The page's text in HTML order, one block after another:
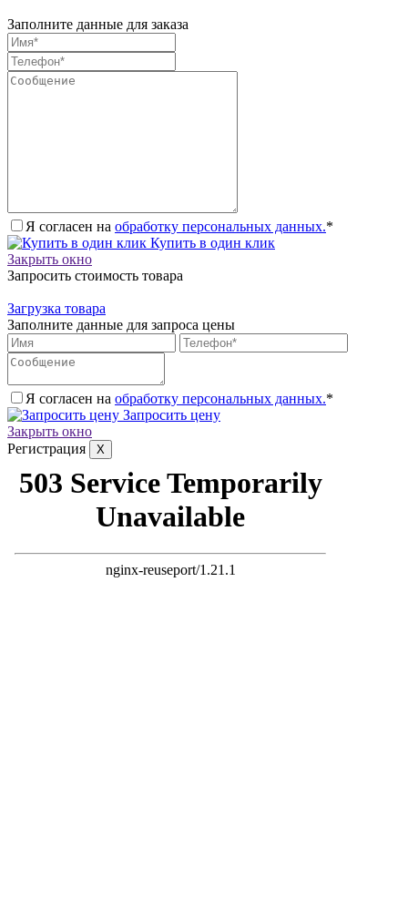
Заполните данные для заказа
Я согласен на обработку персональных данных.*
Купить в один клик
Закрыть окно
Запросить стоимость товара
Загрузка товара
Заполните данные для запроса цены
Я согласен на обработку персональных данных.*
Запросить цену
Закрыть окно
Регистрация
X